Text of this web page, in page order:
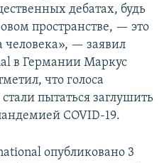
дебатах, будь
пространстве, — это
человека», — заявил
в Германии Маркус
что голоса
пытаться заглушить
COVID-19.
опубликовано 3